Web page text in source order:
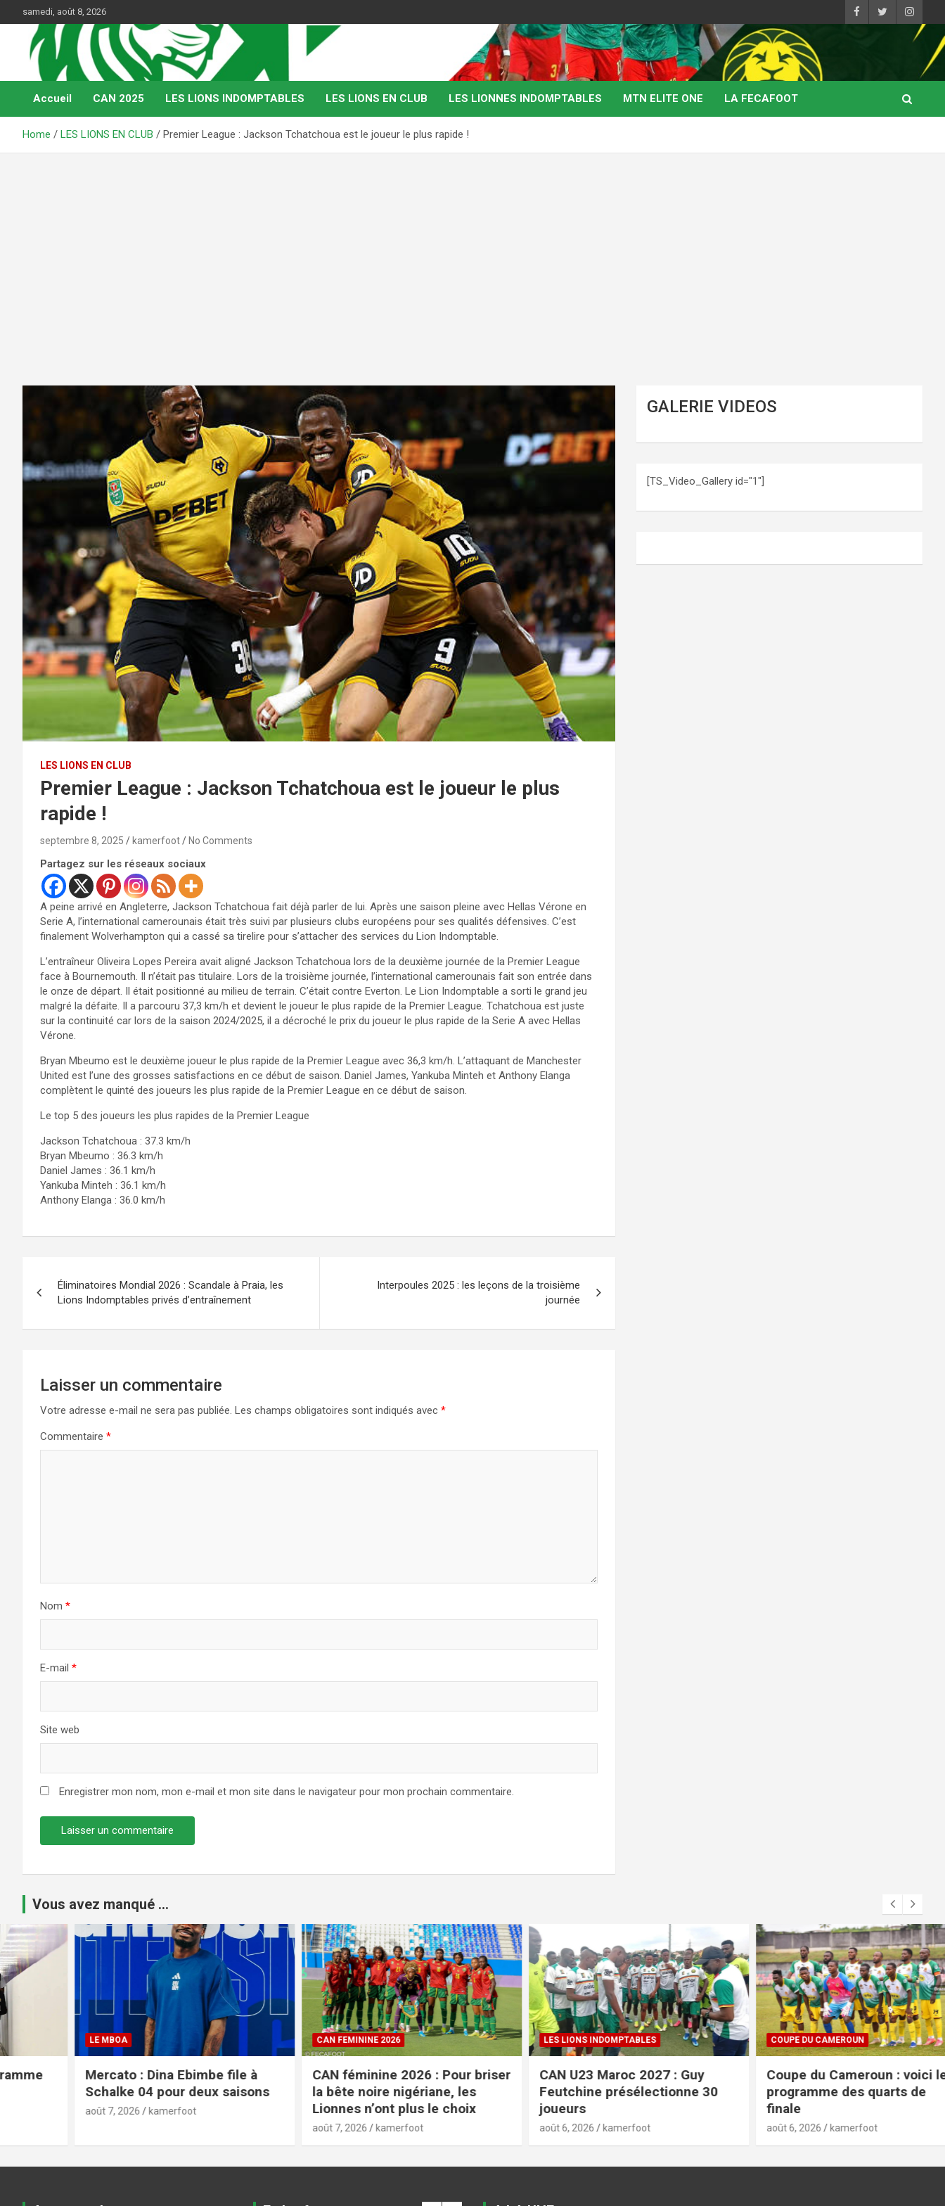
to
content
samedi, août 8, 2026
Kamerfoot
Web Magazine du football camerounais
Accueil CAN 2025 LES LIONS INDOMPTABLES LES LIONS EN CLUB LES LIONNES INDOMPTABLES MTN ELITE ONE LA FECAFOOT
Home LES LIONS EN CLUB Premier League : Jackson Tchatchoua est le joueur le plus rapide !
LES LIONS EN CLUB
Premier League : Jackson Tchatchoua est le joueur le plus
rapide !
septembre 8, 2025 kamerfoot No Comments
Partagez sur les réseaux sociaux
A peine arrivé en Angleterre, Jackson Tchatchoua fait déjà parler de lui. Après une saison pleine avec Hellas Vérone en
Serie A, l’international camerounais était très suivi par plusieurs clubs européens pour ses qualités défensives. C’est
finalement Wolverhampton qui a cassé sa tirelire pour s’attacher des services du Lion Indomptable.
L’entraîneur Oliveira Lopes Pereira avait aligné Jackson Tchatchoua lors de la deuxième journée de la Premier League
face à Bournemouth. Il n’était pas titulaire. Lors de la troisième journée, l’international camerounais fait son entrée dans
le onze de départ. Il était positionné au milieu de terrain. C’était contre Everton. Le Lion Indomptable a sorti le grand jeu
malgré la défaite. Il a parcouru 37,3 km/h et devient le joueur le plus rapide de la Premier League. Tchatchoua est juste
sur la continuité car lors de la saison 2024/2025, il a décroché le prix du joueur le plus rapide de la Serie A avec Hellas
Vérone.
Bryan Mbeumo est le deuxième joueur le plus rapide de la Premier League avec 36,3 km/h. L’attaquant de Manchester
United est l’une des grosses satisfactions en ce début de saison. Daniel James, Yankuba Minteh et Anthony Elanga
complètent le quinté des joueurs les plus rapide de la Premier League en ce début de saison.
Le top 5 des joueurs les plus rapides de la Premier League
Jackson Tchatchoua : 37.3 km/h
Bryan Mbeumo : 36.3 km/h
Daniel James : 36.1 km/h
Yankuba Minteh : 36.1 km/h
Anthony Elanga : 36.0 km/h
de
l’article
Éliminatoires Mondial 2026 : Scandale à Praia, les
Lions Indomptables privés d’entraînement
Interpoules 2025 : les leçons de la troisième
journée
Laisser un commentaire
Votre adresse e-mail ne sera pas publiée. Les champs obligatoires sont indiqués avec *
Commentaire *
Nom *
E-mail *
Site web
Enregistrer mon nom, mon e-mail et mon site dans le navigateur pour mon prochain commentaire.
GALERIE VIDEOS
[TS_Video_Gallery id="1"]
Vous avez manqué ...
Mercato : Dina Ebimbe file à
Schalke 04 pour deux saisons
août 7, 2026 kamerfoot
CAN FEMININE 2026
CAN féminine 2026 : Pour briser
la bête noire nigériane, les
Lionnes n’ont plus le choix
août 7, 2026 kamerfoot
LES LIONS INDOMPTABLES
CAN U23 Maroc 2027 : Guy
Feutchine présélectionne 30
août 6, 2026 kamerfoot
COUPE DU CAMEROUN
Coupe du Cameroun : voici le
programme des quarts de
août 6, 2026 kamerfoot